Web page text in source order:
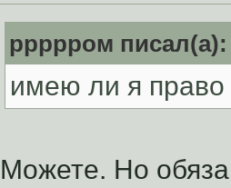
ррррром писал(а):
имею ли я право
Можете. Но